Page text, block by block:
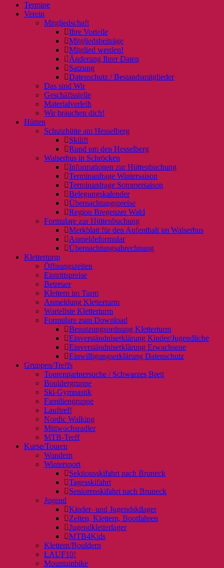
Termine
Verein
Mitgliedschaft
Ihre Vorteile
Mitgliedsbeiträge
Mitglied werden!
Änderung Ihrer Daten
Satzung
Datenschutz / Bestandsmitglieder
Das sind Wir
Geschäftsstelle
Materialverleih
Wir brauchen dich!
Hütten
Schutzhütte am Hesselberg
Skilift
Rund um den Hesselberg
Walserhus in Schröcken
Informationen zur Hüttenbuchung
Terminanfrage Wintersaison
Terminanfrage Sommersaison
Belegungskalender
Übernachtungspreise
Region Bregenzer Wald
Formulare zur Hüttenbuchung
Merkblatt für den Aufenthalt im Walserhus
Anmeldeformular
Übernachtungsabrechnung
Kletterturm
Öffnungszeiten
Eintrittspreise
Betreuer
Klettern im Turm
Anmeldung Kletterturm
Warteliste Kletterturm
Formulare zum Download
Benutzungsordnung Kletterturm
Einverständniserklärung Kinder/Jugendliche
Einverständniserklärung Erwachsene
Einwilligungserklärung Datenschutz
Gruppen/Treffs
Tourenpartnersuche / Schwarzes Brett
Bouldergruppe
Ski-Gymnastik
Familiengruppe
Lauftreff
Nordic Walking
Mittwochsradler
MTB-Treff
Kurse/Touren
Wandern
Wintersport
Sektionsskifahrt nach Bruneck
Tagesskifahrt
Seniorenskifahrt nach Bruneck
Jugend
Kinder- und Jugendskilager
Zelten, Klettern, Bootfahren
Jugendkletterlager
MTB4Kids
Klettern/Bouldern
LAUF10!
Mountainbike